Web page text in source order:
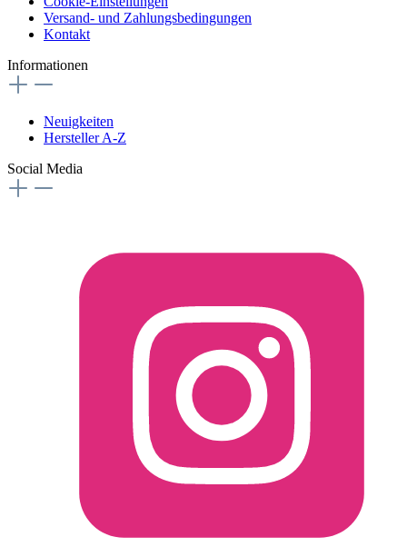
Versand- und Zahlungsbedingungen
Kontakt
Informationen
Neuigkeiten
Hersteller A-Z
Social Media